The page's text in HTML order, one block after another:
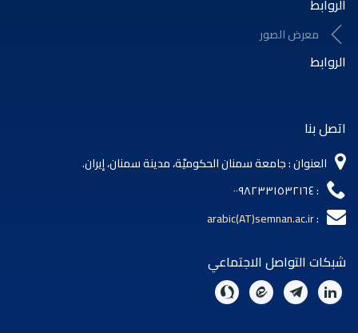
الروابط
معرض الصور
الروابط
اتصل بنا
العنوان : جامعة سمنان الحكوميّة، مدينة سمنان، إيران.
: ٠٠٩٨٢٣٣١٥٣٢١٦٤
:
arabic(AT)semnan.ac.ir
شبكات التواصل الاجتماعي